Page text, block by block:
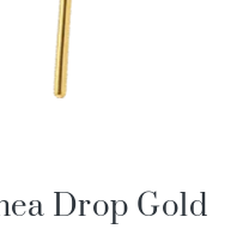
Drop Gold